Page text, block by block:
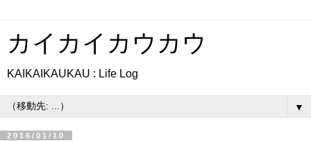
カイカイカウカウ
KAIKAIKAUKAU : Life Log
▼
2016/01/10